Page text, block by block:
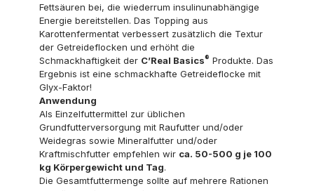
Fettsäuren bei, die wiederrum insulinunabhängige
Energie bereitstellen. Das Topping aus
Karottenfermentat verbessert zusätzlich die Textur
der Getreideflocken und erhöht die
Schmackhaftigkeit der C’Real Basics® Produkte. Das
Ergebnis ist eine schmackhafte Getreideflocke mit
Glyx-Faktor!
Anwendung
Als Einzelfuttermittel zur üblichen
Grundfutterversorgung mit Raufutter und/oder
Weidegras sowie Mineralfutter und/oder
Kraftmischfutter empfehlen wir ca. 50-500 g je 100
kg Körpergewicht und Tag.
Die Gesamtfuttermenge sollte auf mehrere Rationen